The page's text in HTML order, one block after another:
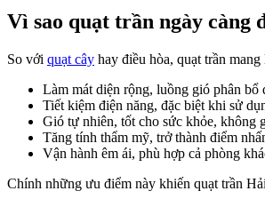
Vì sao quạt trần ngày càng
So với quạt cây hay điều hòa, quạt trần
Làm mát diện rộng, luồng gió phân bổ
Tiết kiệm điện năng, đặc biệt khi sử
Gió tự nhiên, tốt cho sức khỏe, không
Tăng tính thẩm mỹ, trở thành điểm
Vận hành êm ái, phù hợp cả phòng
Chính những ưu điểm này khiến quạt trần